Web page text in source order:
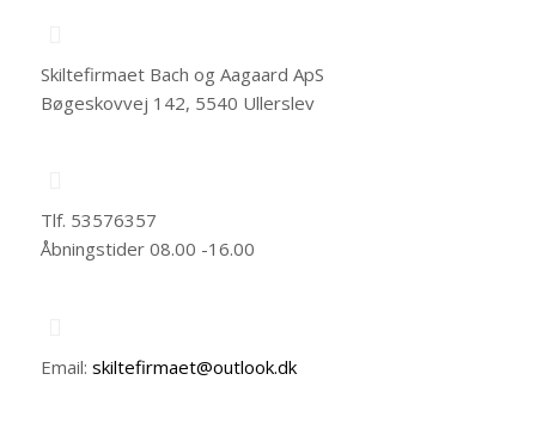
Skiltefirmaet Bach og Aagaard ApS
Bøgeskovvej 142, 5540 Ullerslev
Tlf. 53576357
Åbningstider 08.00 -16.00
Email: skiltefirmaet@outlook.dk